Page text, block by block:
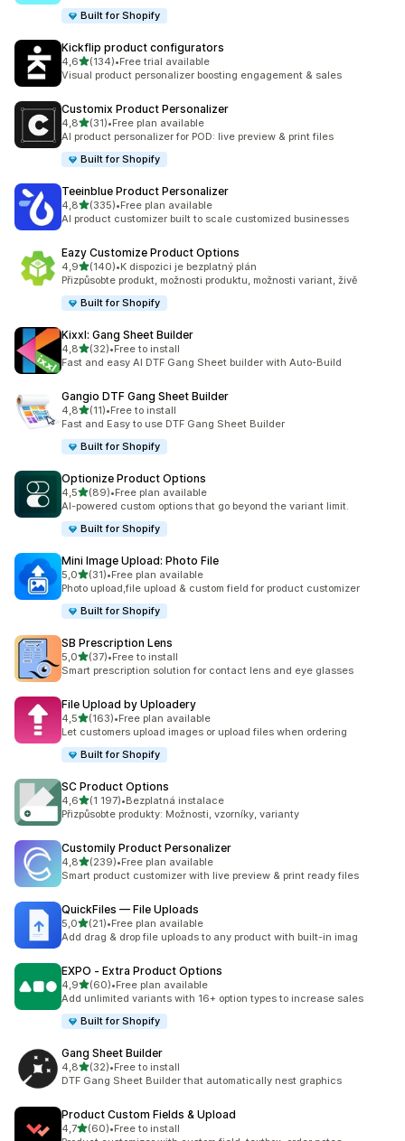
Built for Shopify
Kickflip product configurators
4,6z 5 hvězd
(134)
Celkový počet recenzí: 134
•Free trial available
Visual product personalizer boosting engagement & sales
Customix Product Personalizer
4,8z 5 hvězd
(31)
Celkový počet recenzí: 31
•Free plan available
AI product personalizer for POD: live preview & print files
Built for Shopify
Teeinblue Product Personalizer
4,8z 5 hvězd
(335)
Celkový počet recenzí: 335
•Free plan available
AI product customizer built to scale customized businesses
Eazy Customize Product Options
4,9z 5 hvězd
(140)
Celkový počet recenzí: 140
•K dispozici je bezplatný plán
Přizpůsobte produkt, možnosti produktu, možnosti variant, živě
Built for Shopify
Kixxl: Gang Sheet Builder
4,8z 5 hvězd
(32)
Celkový počet recenzí: 32
•Free to install
Fast and easy AI DTF Gang Sheet builder with Auto-Build
Gangio DTF Gang Sheet Builder
4,8z 5 hvězd
(11)
Celkový počet recenzí: 11
•Free to install
Fast and Easy to use DTF Gang Sheet Builder
Built for Shopify
Optionize Product Options
4,5z 5 hvězd
(89)
Celkový počet recenzí: 89
•Free plan available
AI-powered custom options that go beyond the variant limit.
Built for Shopify
Mini Image Upload: Photo File
5,0z 5 hvězd
(31)
Celkový počet recenzí: 31
•Free plan available
Photo upload,file upload & custom field for product customizer
Built for Shopify
SB Prescription Lens
5,0z 5 hvězd
(37)
Celkový počet recenzí: 37
•Free to install
Smart prescription solution for contact lens and eye glasses
File Upload by Uploadery
4,5z 5 hvězd
(163)
Celkový počet recenzí: 163
•Free plan available
Let customers upload images or upload files when ordering
Built for Shopify
SC Product Options
4,6z 5 hvězd
(1 197)
Celkový počet recenzí: 1197
•Bezplatná instalace
Přizpůsobte produkty: Možnosti, vzorníky, varianty
Customily Product Personalizer
4,8z 5 hvězd
(239)
Celkový počet recenzí: 239
•Free plan available
Smart product customizer with live preview & print ready files
QuickFiles — File Uploads
5,0z 5 hvězd
(21)
Celkový počet recenzí: 21
•Free plan available
Add drag & drop file uploads to any product with built-in imag
EXPO ‑ Extra Product Options
4,9z 5 hvězd
(60)
Celkový počet recenzí: 60
•Free plan available
Add unlimited variants with 16+ option types to increase sales
Built for Shopify
Gang Sheet Builder
4,8z 5 hvězd
(32)
Celkový počet recenzí: 32
•Free to install
DTF Gang Sheet Builder that automatically nest graphics
Product Custom Fields & Upload
4,7z 5 hvězd
(60)
Celkový počet recenzí: 60
•Free to install